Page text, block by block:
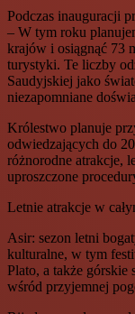
Podczas inauguracji
– W tym roku
krajów i osiągnąć 73
turystyki. Te liczby
Saudyjskiej jako
niezapomniane
Królestwo planuje
odwiedzających do
różnorodne atrakcje,
uproszczone
Letnie atrakcje w
Asir: sezon letni
kulturalne, w tym
Plato, a także
wśród przyjemnej